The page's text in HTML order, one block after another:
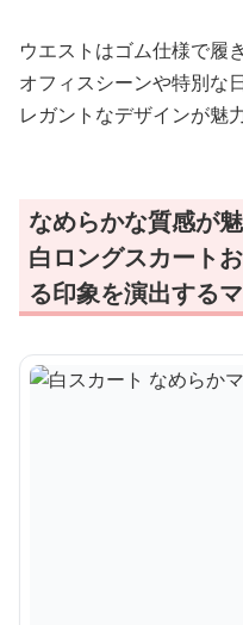
ウエストはゴム仕様で履
オフィスシーンや特別な
レガントなデザインが魅
なめらかな質感が
白ロングスカート
る印象を演出する